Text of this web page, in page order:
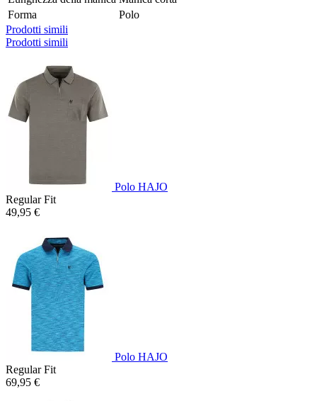
Forma
Polo
Prodotti simili
Prodotti simili
Polo HAJO
Regular Fit
49,95 €
Polo HAJO
Regular Fit
69,95 €